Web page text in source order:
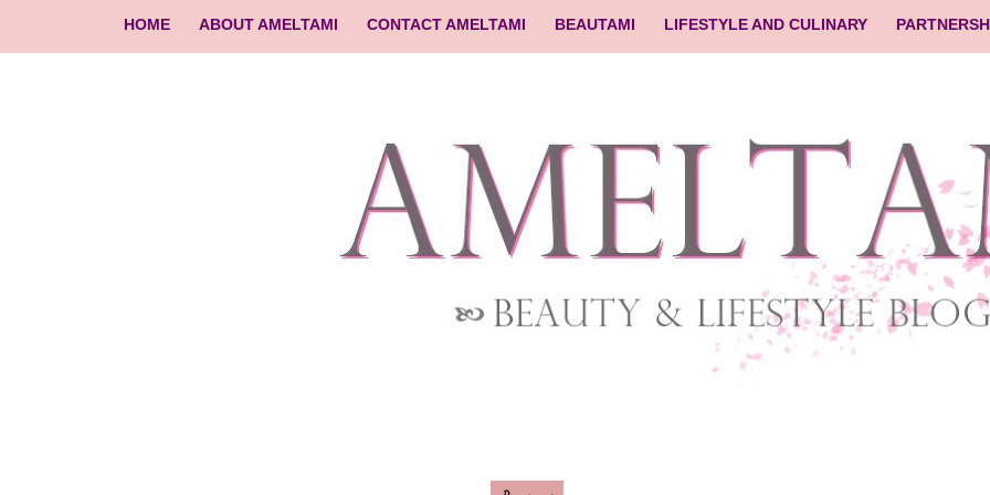
HOME ABOUT AMELTAMI CONTACT AMELTAMI BEAUTAMI LIFESTYLE AND CULINARY